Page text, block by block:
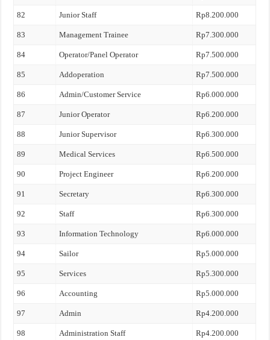
82 Junior Staff Rp8.200.000
83 Management Trainee Rp7.300.000
84 Operator/Panel Operator Rp7.500.000
85 Addoperation Rp7.500.000
86 Admin/Customer Service Rp6.000.000
87 Junior Operator Rp6.200.000
88 Junior Supervisor Rp6.300.000
89 Medical Services Rp6.500.000
90 Project Engineer Rp6.200.000
91 Secretary Rp6.300.000
92 Staff Rp6.300.000
93 Information Technology Rp6.000.000
94 Sailor Rp5.000.000
95 Services Rp5.300.000
96 Accounting Rp5.000.000
97 Admin Rp4.200.000
98 Administration Staff Rp4.200.000